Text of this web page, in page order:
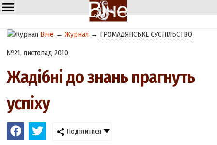
Віче →Журнал → ГРОМАДЯНСЬКЕ СУСПІЛЬСТВО
№21, листопад 2010
Жадібні до знань прагнуть
успіху
Поділитися